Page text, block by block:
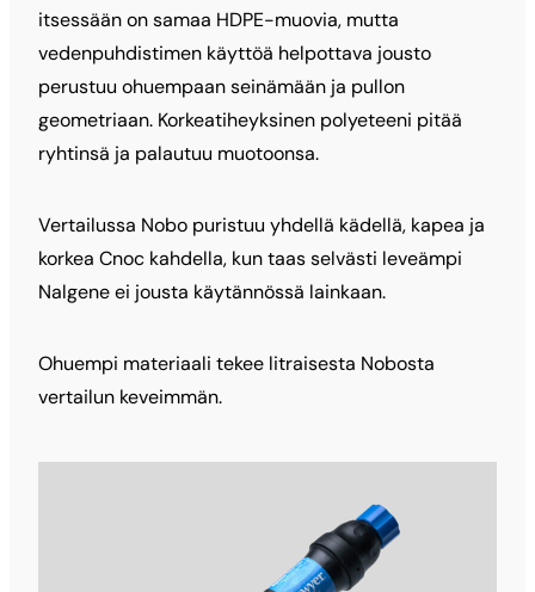
itsessään on samaa HDPE-muovia, mutta
vedenpuhdistimen käyttöä helpottava jousto
perustuu ohuempaan seinämään ja pullon
geometriaan. Korkeatiheyksinen polyeteeni pitää
ryhtinsä ja palautuu muotoonsa.
Vertailussa Nobo puristuu yhdellä kädellä, kapea ja
korkea Cnoc kahdella, kun taas selvästi leveämpi
Nalgene ei jousta käytännössä lainkaan.
Ohuempi materiaali tekee litraisesta Nobosta
vertailun keveimmän.